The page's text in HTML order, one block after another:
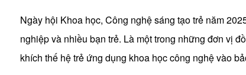
Ngày hội Khoa học, Công nghệ sáng tạo trẻ năm
nghiệp và nhiều bạn trẻ. Là một trong những đơn vị
khích thế hệ trẻ ứng dụng khoa học công nghệ vào